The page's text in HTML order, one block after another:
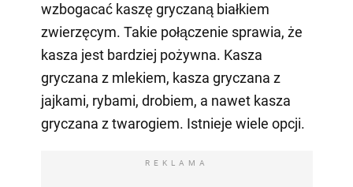
wzbogacać kaszę gryczaną białkiem
zwierzęcym. Takie połączenie sprawia, że
kasza jest bardziej pożywna. Kasza
gryczana z mlekiem, kasza gryczana z
jajkami, rybami, drobiem, a nawet kasza
gryczana z twarogiem. Istnieje wiele opcji.
REKLAMA